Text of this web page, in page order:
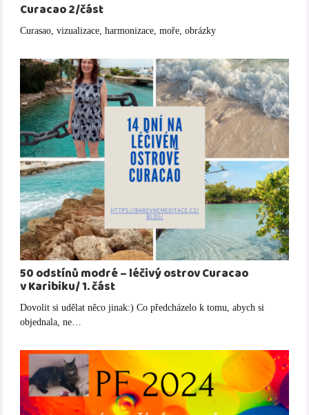
Curacao 2/část
Curasao, vizualizace, harmonizace, moře, obrázky
50 odstínů modré – léčivý ostrov Curacao
v Karibiku/ 1. část
Dovolit si udělat něco jinak:) Co předcházelo k tomu, abych si
objednala, ne…